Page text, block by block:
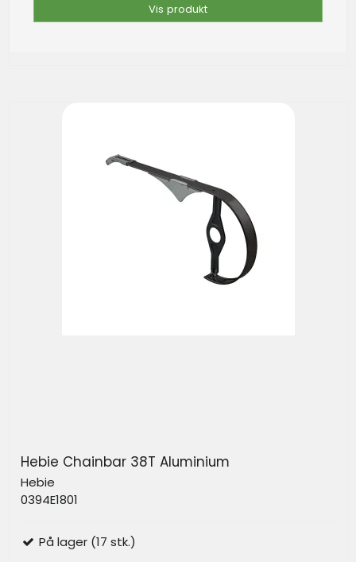
Vis produkt
Hebie Chainbar 38T Aluminium
Hebie
0394E1801
På lager (17 stk.)